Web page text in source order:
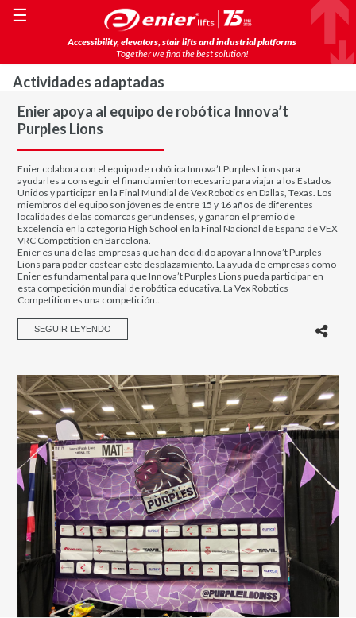
Accessibility, elevators, stair lifts and industrial platforms
Together we find the best solution!
☰
Actividades adaptadas
Enier apoya al equipo de robótica Innova’t
Purples Lions
Enier colabora con el equipo de robótica Innova’t Purples Lions para
ayudarles a conseguir el financiamiento necesario para viajar a los Estados
Unidos y participar en la Final Mundial de Vex Robotics en Dallas, Texas. Los
miembros del equipo son jóvenes de entre 15 y 16 años de diferentes
localidades de las comarcas gerundenses, y ganaron el premio de
Excelencia en la categoría High School en la Final Nacional de España de VEX
VRC Competition en Barcelona.
Enier es una de las empresas que han decidido apoyar a Innova’t Purples
Lions para poder costear este desplazamiento. La ayuda de empresas como
Enier es fundamental para que Innova’t Purples Lions pueda participar en
esta competición mundial de robótica educativa. La Vex Robotics
Competition es una competición…
SEGUIR LEYENDO